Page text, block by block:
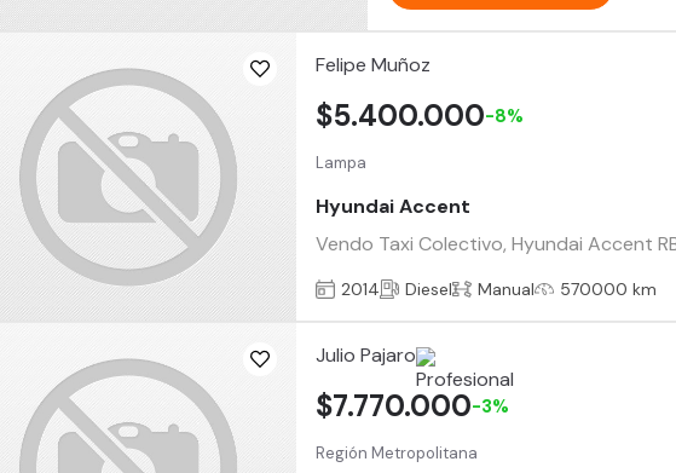
Felipe Muñoz
Lampa
Hyundai Accent
Vendo Taxi Colectivo, Hyundai Accent
$5.400.000-8%
2014 Diesel Manual 570000 km
Julio Pajaro
Región Metropolitana
$7.770.000-3%